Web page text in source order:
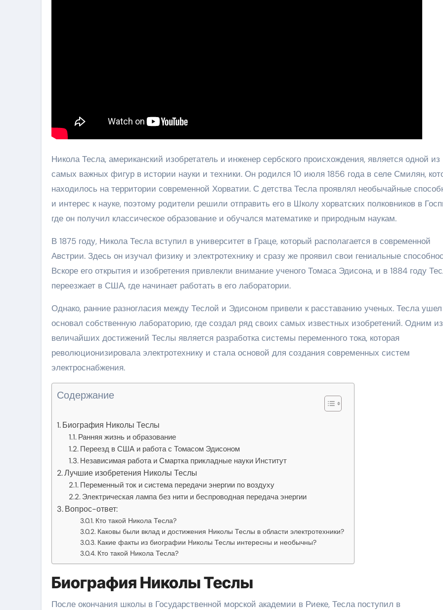
Никола Тесла, американский изобретатель и инженер сербского происхождения, является одной из
самых важных фигур в истории науки и техники. Он родился 10 июля 1856 года в селе Смилян,
находилось на территории современной Хорватии. С детства Тесла проявлял необычайные
и интерес к науке, поэтому родители решили отправить его в Школу хорватских полковников в
где он получил классическое образование и обучался математике и природным наукам.
В 1875 году, Никола Тесла вступил в университет в Граце, который располагается в современной
Австрии. Здесь он изучал физику и электротехнику и сразу же проявил свои гениальные
Вскоре его открытия и изобретения привлекли внимание ученого Томаса Эдисона, и в 1884 году
переезжает в США, где начинает работать в его лаборатории.
Однако, ранние разногласия между Теслой и Эдисоном привели к расставанию ученых. Тесла
основал собственную лабораторию, где создал ряд своих самых известных изобретений. Одним из
величайших достижений Теслы является разработка системы переменного тока, которая
революционизировала электротехнику и стала основой для создания современных систем
электроснабжения.
Содержание
Биография Николы Теслы
Ранняя жизнь и образование
Переезд в США и работа с Томасом Эдисоном
Независимая работа и Смартка прикладные науки Институт
Лучшие изобретения Николы Теслы
Переменный ток и система передачи энергии по воздуху
Электрическая лампа без нити и беспроводная передача энергии
Вопрос-ответ:
Кто такой Никола Тесла?
Каковы были вклад и достижения Николы Теслы в области электротехники?
Какие факты из биографии Николы Теслы интересны и необычны?
Кто такой Никола Тесла?
Биография Николы Теслы
После окончания школы в Государственной морской академии в Риеке, Тесла поступил в